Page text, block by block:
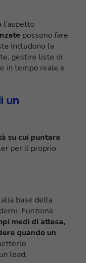
possono fare
includono la
gestire liste di
in tempo reale e
un
su cui puntare
per il proprio
base della
Funziona
medi di attesa,
quando un
lead.